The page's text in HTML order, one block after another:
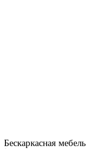
Бескаркасная мебель